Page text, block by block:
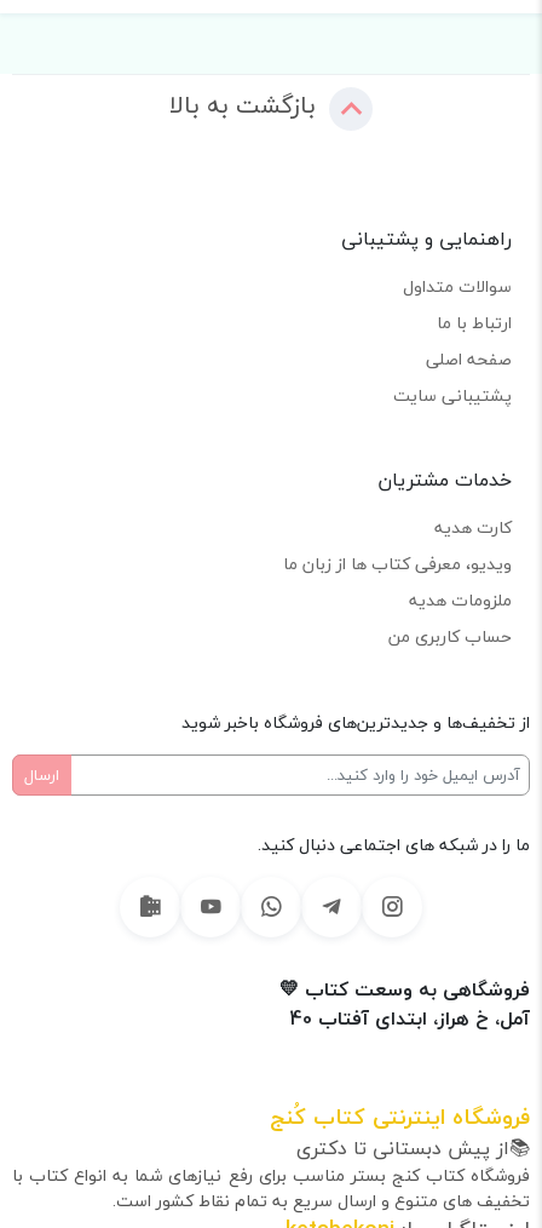
بازگشت به بالا
راهنمایی و پشتیبانی
سوالات متداول
ارتباط با ما
صفحه اصلی
پشتیبانی سایت
خدمات مشتریان
کارت هدیه
ویدیو، معرفی کتاب ها از زبان ما
ملزومات هدیه
حساب کاربری من
از تخفیف‌ها و جدیدترین‌های فروشگاه باخبر شوید
ما را در شبکه های اجتماعی دنبال کنید.
فروشگاهی به وسعت کتاب 💛
آمل، خ هراز، ابتدای آفتاب 40
فروشگاه اینترنتی کتاب کُنج
📚از پیش دبستانی تا دکتری
فروشگاه کتاب کنج بستر مناسب برای رفع نیازهای شما به انواع کتاب با
تخفیف های متنوع و ارسال سریع به تمام نقاط کشور است.